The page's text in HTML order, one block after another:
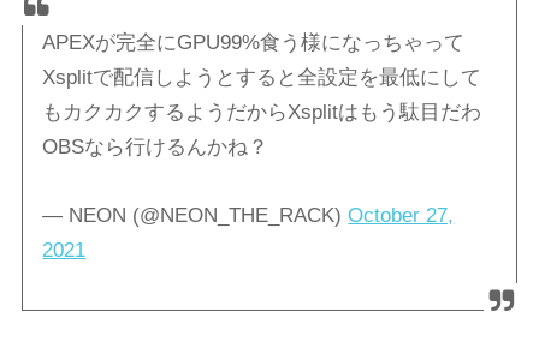
APEXが完全にGPU99%食う様になっちゃって
Xsplitで配信しようとすると全設定を最低にして
もカクカクするようだからXsplitはもう駄目だわ
OBSなら行けるんかね？
— NEON (@NEON_THE_RACK)October 27,
2021